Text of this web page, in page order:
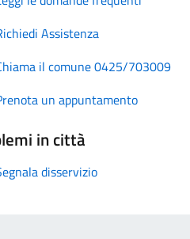
Assistenza
il comune 0425/703009
un appuntamento
in città
disservizio